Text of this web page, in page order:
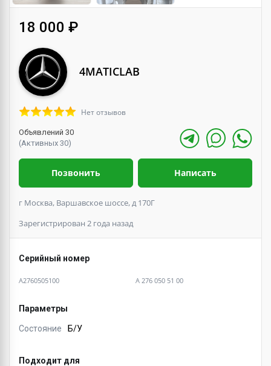
18 000 ₽
4MATICLAB
Нет отзывов
Объявлений 30
(Активных 30)
Позвонить Написать
г Москва, Варшавское шоссе, д 170Г
Зарегистрирован 2 года назад
Серийный номер
A2760505100 A 276 050 51 00
Параметры
Состояние Б/У
Подходит для